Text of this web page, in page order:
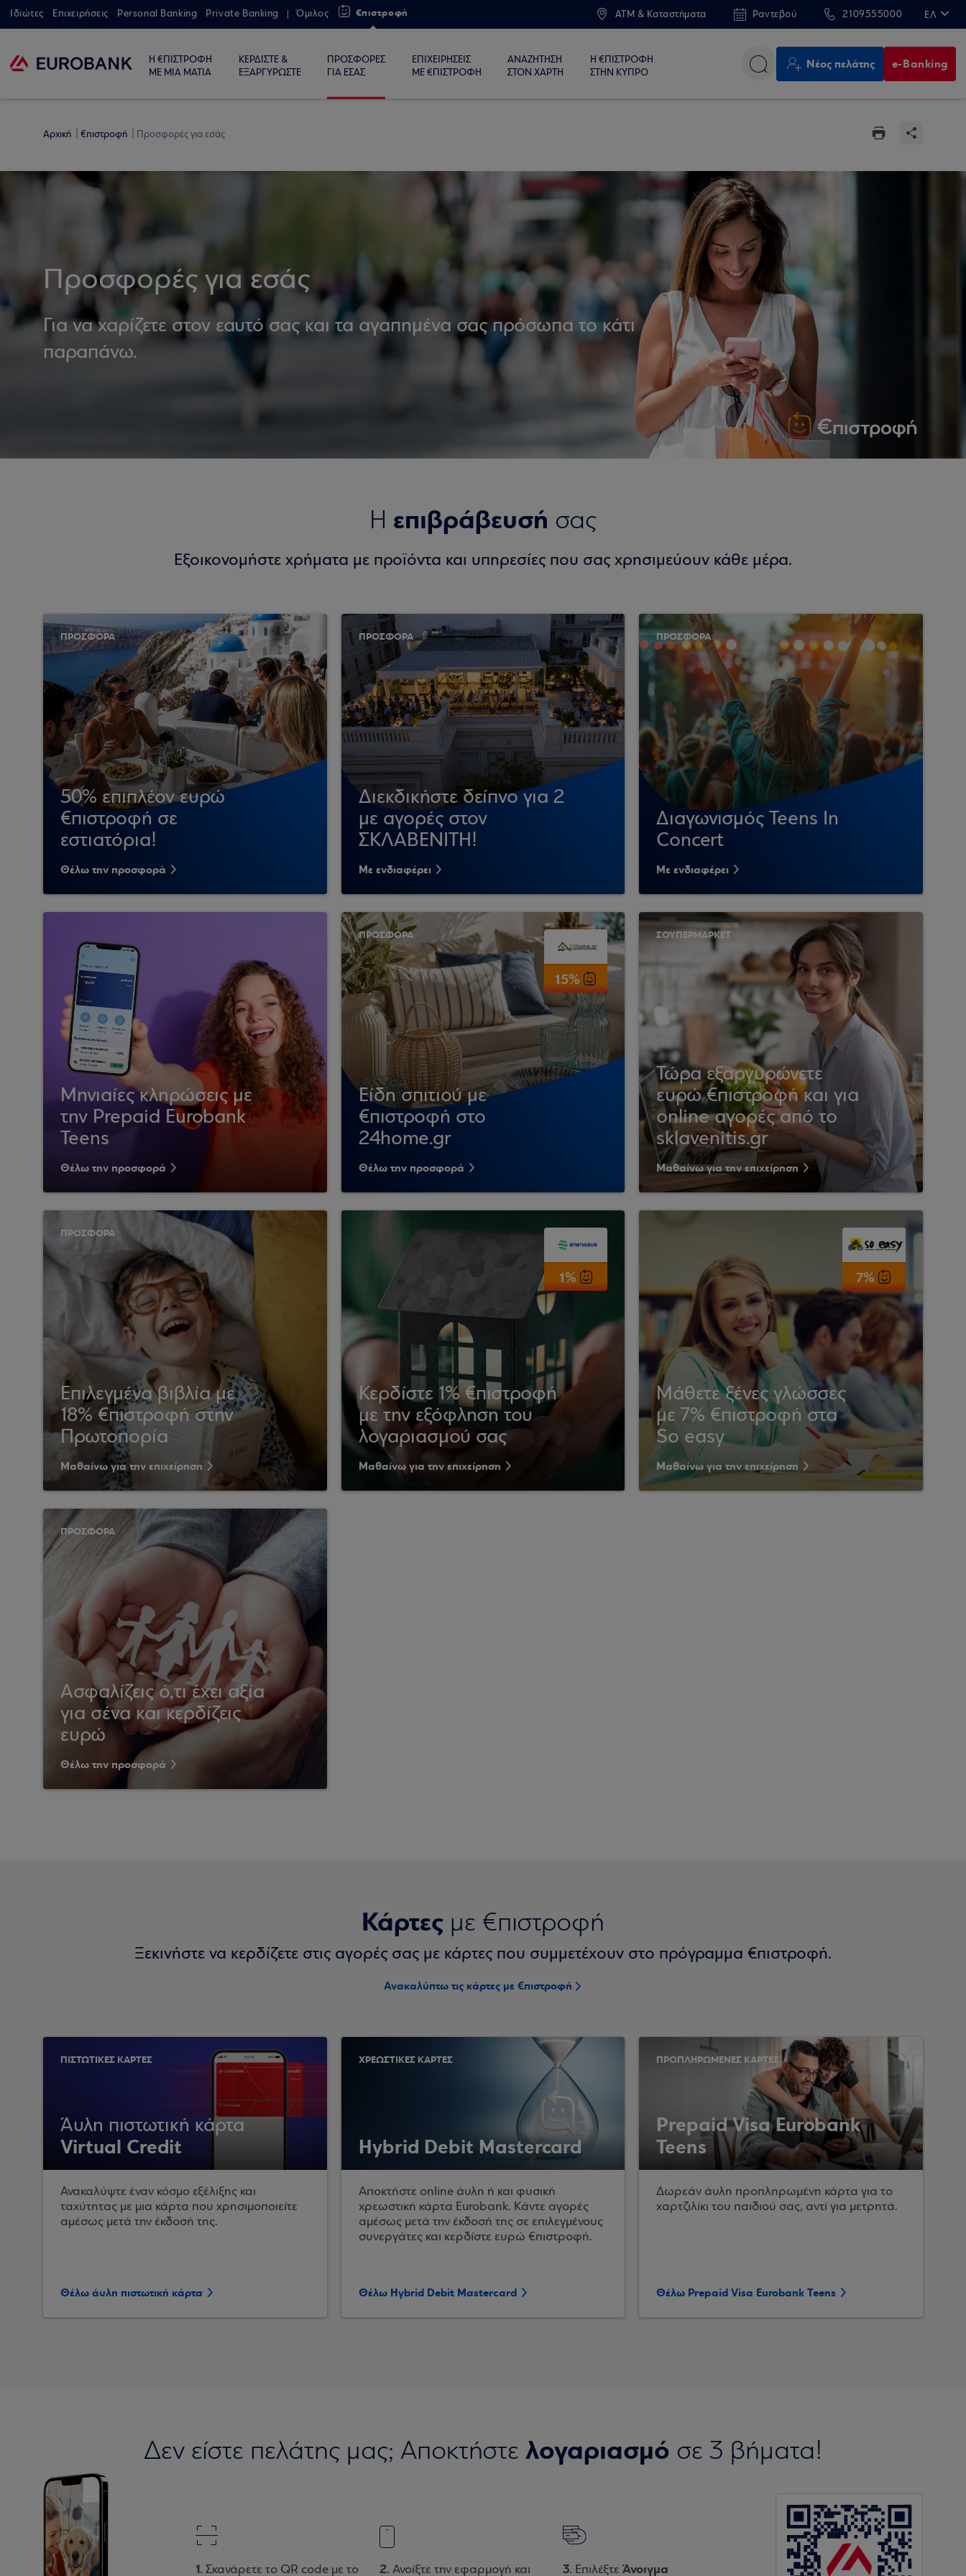
Ιδιώτες Επιχειρήσεις Personal Banking Private Banking Όμιλος €πιστροφή ATM & Καταστήματα Ραντεβού 2109555000 ΕΛ
Η €ΠΙΣΤΡΟΦΗ
ΜΕ ΜΙΑ ΜΑΤΙΑ
ΚΕΡΔΙΣΤΕ &
ΕΞΑΡΓΥΡΩΣΤΕ
ΠΡΟΣΦΟΡΕΣ
ΓΙΑ ΕΣΑΣ
ΕΠΙΧΕΙΡΗΣΕΙΣ
ΜΕ €ΠΙΣΤΡΟΦΗ
ΑΝΑΖΗΤΗΣΗ
ΣΤΟΝ ΧΑΡΤΗ
Η €ΠΙΣΤΡΟΦΗ
ΣΤΗΝ ΚΥΠΡΟ
Νέος πελάτης e-Banking
Αρχική €πιστροφή Προσφορές για εσάς
Προσφορές για εσάς
Για να χαρίζετε στον εαυτό σας και τα αγαπημένα σας πρόσωπα το κάτι
παραπάνω.
Η επιβράβευσή σας
Εξοικονομήστε χρήματα με προϊόντα και υπηρεσίες που σας χρησιμεύουν κάθε μέρα.
ΠΡΟΣΦΟΡΑ
50% επιπλέον ευρώ
€πιστροφή σε
εστιατόρια!
Θέλω την προσφορά
ΠΡΟΣΦΟΡΑ
Διεκδικήστε δείπνο για 2
με αγορές στον
ΣΚΛΑΒΕΝΙΤΗ!
Με ενδιαφέρει
ΠΡΟΣΦΟΡΑ
Διαγωνισμός Teens In
Concert
Με ενδιαφέρει
Μηνιαίες κληρώσεις με
την Prepaid Eurobank
Teens
Θέλω την προσφορά
ΠΡΟΣΦΟΡΑ
15%
Είδη σπιτιού με
€πιστροφή στο
24home.gr
Θέλω την προσφορά
ΣΟΥΠΕΡΜΑΡΚΕΤ
Τώρα εξαργυρώνετε
ευρώ €πιστροφή και για
online αγορές από το
sklavenitis.gr
Μαθαίνω για την επιχείρηση
ΠΡΟΣΦΟΡΑ
Επιλεγμένα βιβλία με
18% €πιστροφή στην
Πρωτοπορία
Μαθαίνω για την επιχείρηση
1%
Κερδίστε 1% €πιστροφή
με την εξόφληση του
λογαριασμού σας
Μαθαίνω για την επιχείρηση
7%
Μάθετε ξένες γλώσσες
με 7% €πιστροφή στα
So easy
Μαθαίνω για την επιχείρηση
ΠΡΟΣΦΟΡΑ
Ασφαλίζεις ό,τι έχει αξία
για σένα και κερδίζεις
ευρώ
Θέλω την προσφορά
Κάρτες με €πιστροφή
Ξεκινήστε να κερδίζετε στις αγορές σας με κάρτες που συμμετέχουν στο πρόγραμμα €πιστροφή.
Ανακαλύπτω τις κάρτες με €πιστροφή
ΠΙΣΤΩΤΙΚΕΣ ΚΑΡΤΕΣ
Άυλη πιστωτική κάρτα
Virtual Credit
Ανακαλύψτε έναν κόσμο εξέλιξης και
ταχύτητας με μια κάρτα που χρησιμοποιείτε
αμέσως μετά την έκδοσή της.
Θέλω άυλη πιστωτική κάρτα
ΧΡΕΩΣΤΙΚΕΣ ΚΑΡΤΕΣ
Hybrid Debit Mastercard
Αποκτήστε online άυλη ή και φυσική
χρεωστική κάρτα Eurobank. Κάντε αγορές
αμέσως μετά την έκδοσή της σε επιλεγμένους
συνεργάτες και κερδίστε ευρώ €πιστροφή.
Θέλω Hybrid Debit Mastercard
ΠΡΟΠΛΗΡΩΜΕΝΕΣ ΚΑΡΤΕΣ
Prepaid Visa Eurobank
Teens
Δωρεάν άυλη προπληρωμένη κάρτα για το
χαρτζιλίκι του παιδιού σας, αντί για μετρητά.
Θέλω Prepaid Visa Eurobank Teens
Δεν είστε πελάτης μας; Αποκτήστε λογαριασμό σε 3 βήματα!
Σκανάρετε το QR code με το Ανοίξτε την εφαρμογή και ΕπιλέξτεΆνοιγμα